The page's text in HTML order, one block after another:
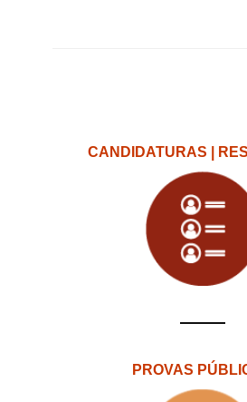
CANDIDATURAS |
PROVAS